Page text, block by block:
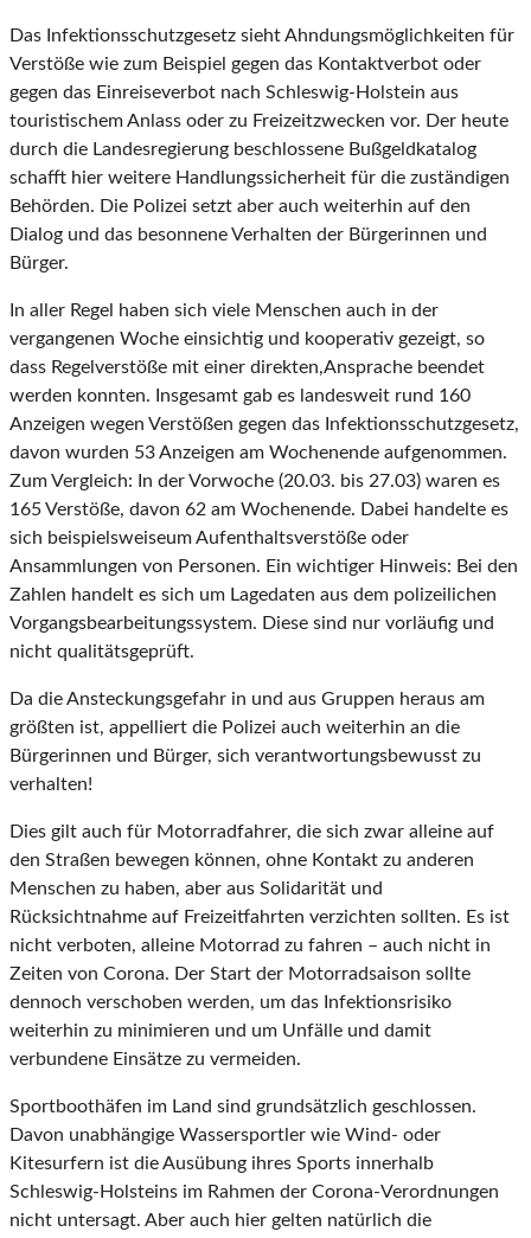
Das Infektionsschutzgesetz sieht Ahndungsmöglichkeiten für
Verstöße wie zum Beispiel gegen das Kontaktverbot oder
gegen das Einreiseverbot nach Schleswig-Holstein aus
touristischem Anlass oder zu Freizeitzwecken vor. Der heute
durch die Landesregierung beschlossene Bußgeldkatalog
schafft hier weitere Handlungssicherheit für die zuständigen
Behörden. Die Polizei setzt aber auch weiterhin auf den
Dialog und das besonnene Verhalten der Bürgerinnen und
Bürger.
In aller Regel haben sich viele Menschen auch in der
vergangenen Woche einsichtig und kooperativ gezeigt, so
dass Regelverstöße mit einer direkten,Ansprache beendet
werden konnten. Insgesamt gab es landesweit rund 160
Anzeigen wegen Verstößen gegen das Infektionsschutzgesetz,
davon wurden 53 Anzeigen am Wochenende aufgenommen.
Zum Vergleich: In der Vorwoche (20.03. bis 27.03) waren es
165 Verstöße, davon 62 am Wochenende. Dabei handelte es
sich beispielsweiseum Aufenthaltsverstöße oder
Ansammlungen von Personen. Ein wichtiger Hinweis: Bei den
Zahlen handelt es sich um Lagedaten aus dem polizeilichen
Vorgangsbearbeitungssystem. Diese sind nur vorläufig und
nicht qualitätsgeprüft.
Da die Ansteckungsgefahr in und aus Gruppen heraus am
größten ist, appelliert die Polizei auch weiterhin an die
Bürgerinnen und Bürger, sich verantwortungsbewusst zu
verhalten!
Dies gilt auch für Motorradfahrer, die sich zwar alleine auf
den Straßen bewegen können, ohne Kontakt zu anderen
Menschen zu haben, aber aus Solidarität und
Rücksichtnahme auf Freizeitfahrten verzichten sollten. Es ist
nicht verboten, alleine Motorrad zu fahren – auch nicht in
Zeiten von Corona. Der Start der Motorradsaison sollte
dennoch verschoben werden, um das Infektionsrisiko
weiterhin zu minimieren und um Unfälle und damit
verbundene Einsätze zu vermeiden.
Sportboothäfen im Land sind grundsätzlich geschlossen.
Davon unabhängige Wassersportler wie Wind- oder
Kitesurfern ist die Ausübung ihres Sports innerhalb
Schleswig-Holsteins im Rahmen der Corona-Verordnungen
nicht untersagt. Aber auch hier gelten natürlich die